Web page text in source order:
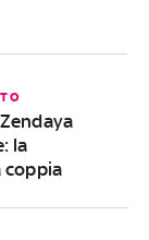
la
coppia